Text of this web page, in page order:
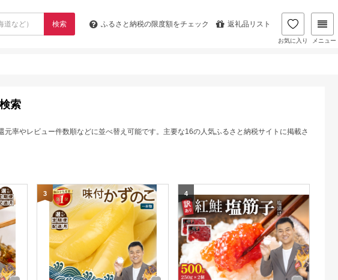
検索 ふるさと納税の限度額をチェック 返礼品リスト
お気に入り メニュー
索
率やレビュー件数順などに並べ替え可能です。主要な16の人気ふるさと納税サイトに掲載さ
3 4